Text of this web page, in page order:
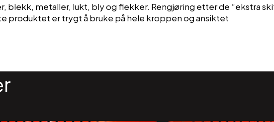
blekk, metaller, lukt, bly og flekker. Rengjøring etter de “ekstra
produktet er trygt å bruke på hele kroppen og ansiktet